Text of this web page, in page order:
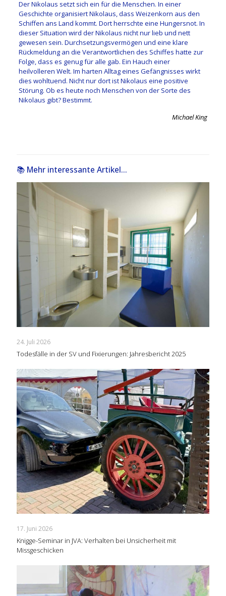
Der Nikolaus setzt sich ein für die Menschen. In einer
Geschichte organisiert Nikolaus, dass Weizenkorn aus den
Schiffen ans Land kommt. Dort herrschte eine Hungersnot. In
dieser Situation wird der Nikolaus nicht nur lieb und nett
gewesen sein. Durchsetzungsvermögen und eine klare
Rückmeldung an die Verantwortlichen des Schiffes hatte zur
Folge, dass es genug für alle gab. Ein Hauch einer
heilvolleren Welt. Im harten Alltag eines Gefängnisses wirkt
dies wohltuend. Nicht nur dort ist Nikolaus eine positive
Störung. Ob es heute noch Menschen von der Sorte des
Nikolaus gibt? Bestimmt.
Michael King
📚 Mehr interessante Artikel...
24. Juli 2026
Todesfälle in der SV und Fixierungen: Jahresbericht 2025
17. Juni 2026
Knigge-Seminar in JVA: Verhalten bei Unsicherheit mit
Missgeschicken